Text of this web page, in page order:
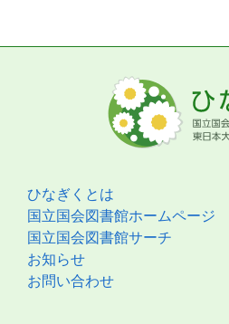
ひなぎくとは
国立国会図書館ホームページ
国立国会図書館サーチ
お知らせ
お問い合わせ